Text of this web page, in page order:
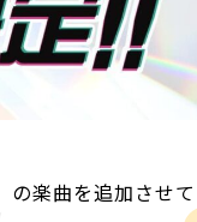
の楽曲を追加させて